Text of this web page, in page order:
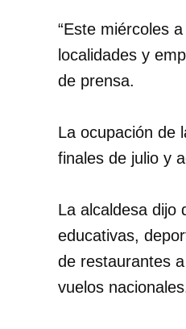
“Este miércoles
localidades y
de prensa.
La ocupación de
finales de julio y
La alcaldesa dijo
educativas,
de restaurantes
vuelos